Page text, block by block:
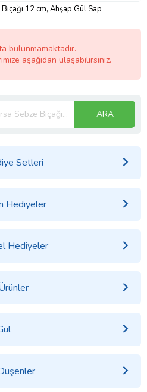
12 cm, Ahşap Gül Sap
bulunmamaktadır.
aşağıdan ulaşabilirsiniz.
ARA
Setleri
Hediyeler
Hediyeler